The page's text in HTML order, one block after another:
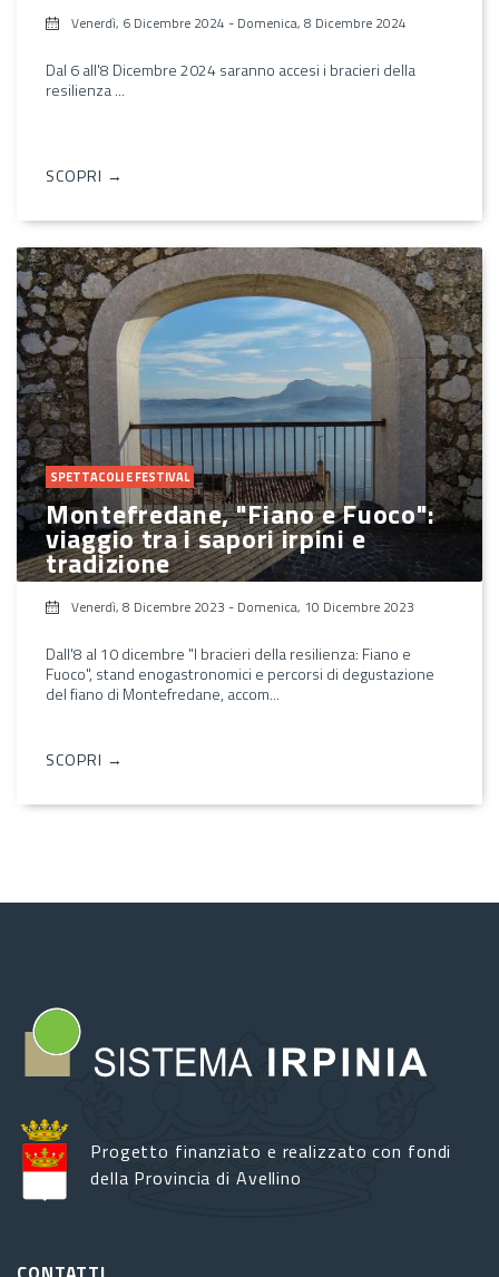
Venerdì, 6 Dicembre 2024 - Domenica, 8 Dicembre 2024
Dal 6 all'8 Dicembre 2024 saranno accesi i bracieri della
resilienza ...
SCOPRI →
SPETTACOLI E FESTIVAL
Montefredane, "Fiano e Fuoco":
viaggio tra i sapori irpini e
tradizione
Venerdì, 8 Dicembre 2023 - Domenica, 10 Dicembre 2023
Dall'8 al 10 dicembre "I bracieri della resilienza: Fiano e
Fuoco", stand enogastronomici e percorsi di degustazione
del fiano di Montefredane, accom...
SCOPRI →
Progetto finanziato e realizzato con fondi
della Provincia di Avellino